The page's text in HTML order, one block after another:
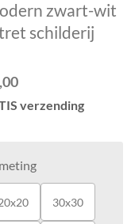
zwart-wit
schilderij
verzending
30x30